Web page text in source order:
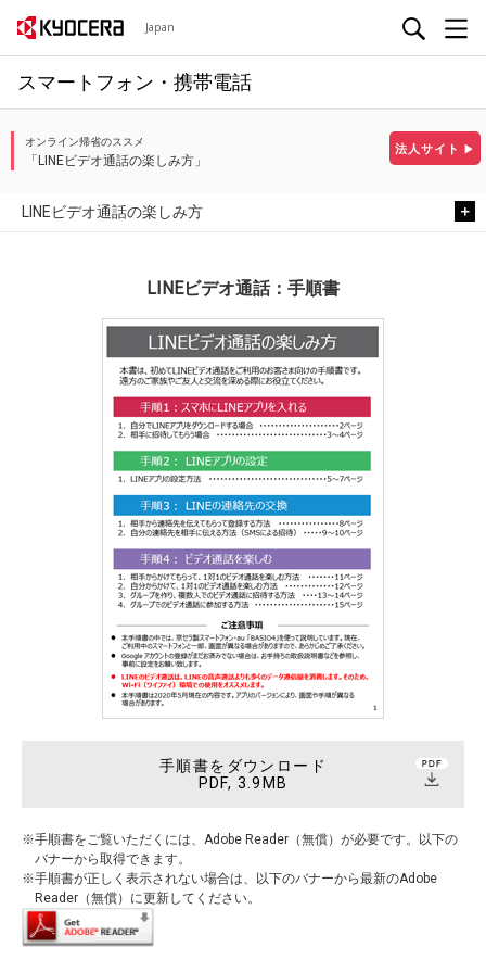
Japan
スマートフォン・携帯電話
法人サイト ▶
オンライン帰省のススメ
「LINEビデオ通話の楽しみ方」
LINEビデオ通話の楽しみ方
LINEビデオ通話：手順書
手順書をダウンロード
PDF, 3.9MB
手順書をご覧いただくには、Adobe Reader（無償）が必要です。以下の
バナーから取得できます。
手順書が正しく表示されない場合は、以下のバナーから最新のAdobe
Reader（無償）に更新してください。